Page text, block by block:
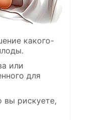
какого-
или
для
вы рискуете,